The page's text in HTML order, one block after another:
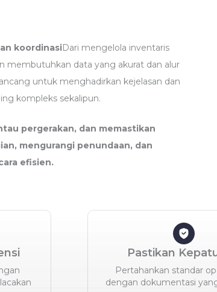
koordinasiDari mengelola inventaris
membutuhkan data yang akurat dan alur
untuk menghadirkan kejelasan dan
kompleks sekalipun.
pergerakan, dan memastikan
mengurangi penundaan, dan
efisien.
Pastikan
Pertahankan standar
dengan dokumentasi